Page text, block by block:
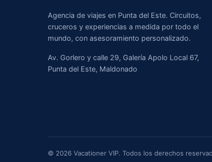
Agencia de viajes en Punta del Este. Circuitos,
cruceros y experiencias a medida por todo el
mundo, con asesoramiento personalizado.
Av. Gorlero y calle 29, Galería Apolo Local 67,
Punta del Este, Maldonado
© 2026 Vacationer VIP. Todos los derechos